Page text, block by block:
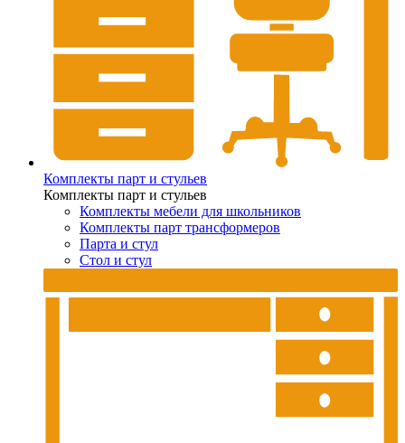
Комплекты парт и стульев
Комплекты парт и стульев
Комплекты мебели для школьников
Комплекты парт трансформеров
Парта и стул
Стол и стул